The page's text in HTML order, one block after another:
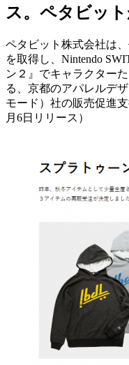
ス。ペタビット
ペタビット株式会社は
を取得し、Nintendo
ン２』でキャラクター
る、京都のアパレルデ
モード）社の販売促進
月6日リリース）